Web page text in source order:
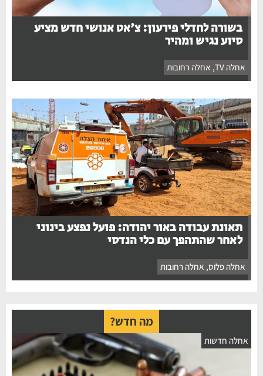
בשורה לחדלי פירעון: צ'אט אנושי חדש מציע
סיוע נגיש ומהיר
אחלה TV , אחלה רחובות
תאונת עבודה באור יהודה: פועל נפצע בינוני
לאחר שהתהפך עם כלי הנדסי
אחלה פלוס, אחלה רחובות
מה חדש?
אחלה חדשות